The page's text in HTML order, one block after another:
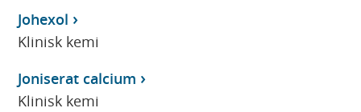
Johexol
Klinisk kemi
Joniserat calcium
Klinisk kemi